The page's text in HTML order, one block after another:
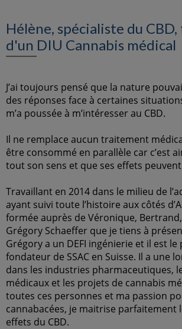
Hélène, spécialiste du
d'un DIU Cannabis médical
J’ai toujours pensé que la nature
des réponses face à certaines
m’a poussée à m’intéresser au CBD.
Il ne remplace aucun traitement
être consommé en parallèle car c’est
tout son sens et que ses effets
Travaillant en 2014 dans le milieu de
ayant suivi toute l’histoire aux côtés
formée auprès de Véronique,
Grégory Schaeffer que je tiens à
Grégory a un DEFI ingénierie et il est
fondateur de SSAC en Suisse. Il a une
dans les industries pharmaceutiques,
médicaux et les projets de cannabis
toutes ces personnes et ma passion
cannabacées, je maitrise parfaitement
effets du CBD.